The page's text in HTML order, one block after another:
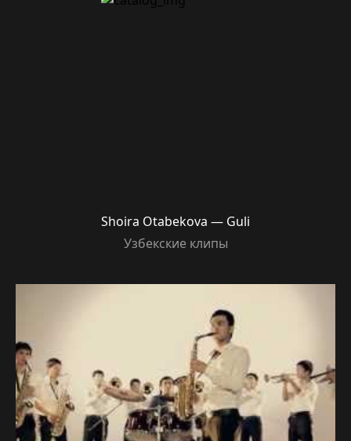
Shoira Otabekova — Guli
Узбекские клипы